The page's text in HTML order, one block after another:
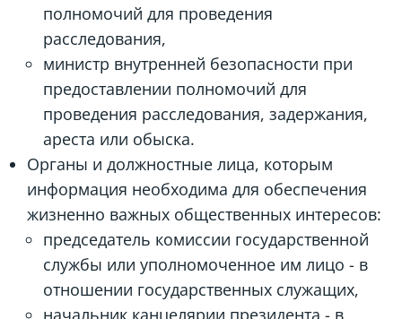
полномочий для проведения
расследования,
министр внутренней безопасности при
предоставлении полномочий для
проведения расследования, задержания,
ареста или обыска.
Органы и должностные лица, которым
информация необходима для обеспечения
жизненно важных общественных интересов:
председатель комиссии государственной
службы или уполномоченное им лицо - в
отношении государственных служащих,
начальник канцелярии президента - в